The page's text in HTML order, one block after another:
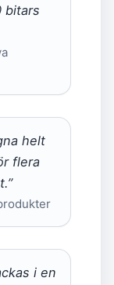
bitars
helt
flera
i en